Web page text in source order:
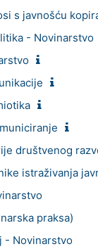
s javnošću
- Novinarstvo
društvenog
istraživanja
praksa)
- Novinarstvo